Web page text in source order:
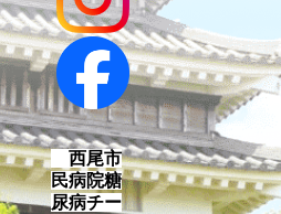
西尾市
民病院糖
尿病チー